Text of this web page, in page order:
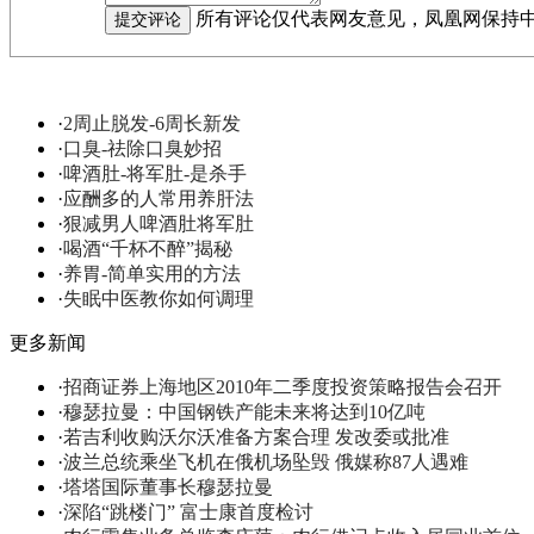
所有评论仅代表网友意见，凤凰网保持
·2周止脱发-6周长新发
·口臭-祛除口臭妙招
·啤酒肚-将军肚-是杀手
·应酬多的人常用养肝法
·狠减男人啤酒肚将军肚
·喝酒“千杯不醉”揭秘
·养胃-简单实用的方法
·失眠中医教你如何调理
更多新闻
·招商证券上海地区2010年二季度投资策略报告会召开
·穆瑟拉曼：中国钢铁产能未来将达到10亿吨
·若吉利收购沃尔沃准备方案合理 发改委或批准
·波兰总统乘坐飞机在俄机场坠毁 俄媒称87人遇难
·塔塔国际董事长穆瑟拉曼
·深陷“跳楼门” 富士康首度检讨